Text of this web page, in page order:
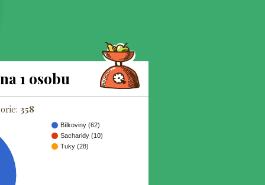
na 1 osobu
358
Bílkoviny (62)
Sacharidy (10)
Tuky (28)